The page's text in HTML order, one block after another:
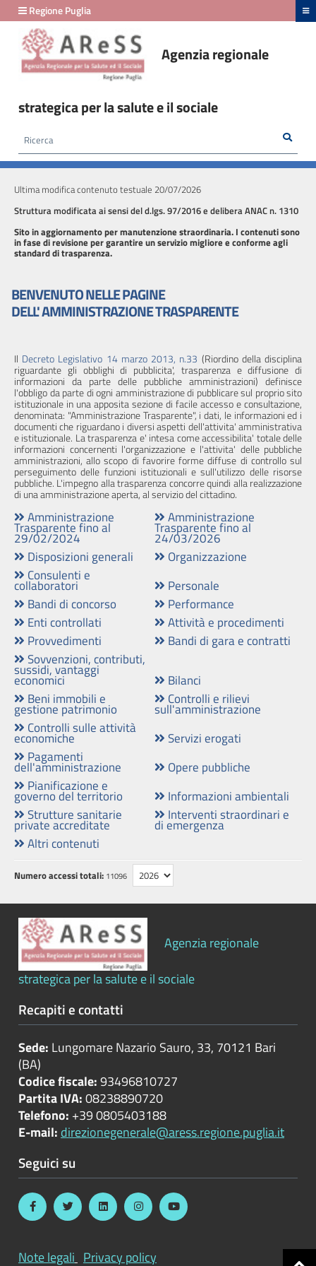
Regione Puglia
Agenzia regionale
strategica per la salute e il sociale
Ultima modifica contenuto testuale 20/07/2026
Struttura modificata ai sensi del d.lgs. 97/2016 e delibera ANAC n. 1310
Sito in aggiornamento per manutenzione straordinaria. I contenuti sono
in fase di revisione per garantire un servizio migliore e conforme agli
standard di trasparenza.
BENVENUTO NELLE PAGINE
DELL' AMMINISTRAZIONE TRASPARENTE
Il Decreto Legislativo 14 marzo 2013, n.33 (Riordino della disciplina
riguardante gli obblighi di pubblicita', trasparenza e diffusione di
informazioni da parte delle pubbliche amministrazioni) definisce
l'obbligo da parte di ogni amministrazione di pubblicare sul proprio sito
istituzionale in una apposita sezione di facile accesso e consultazione,
denominata: "Amministrazione Trasparente", i dati, le informazioni ed i
documenti che riguardano i diversi aspetti dell'attivita' amministrativa
e istituzionale. La trasparenza e' intesa come accessibilita' totale delle
informazioni concernenti l'organizzazione e l'attivita' delle pubbliche
amministrazioni, allo scopo di favorire forme diffuse di controllo sul
perseguimento delle funzioni istituzionali e sull'utilizzo delle risorse
pubbliche. L'impegno alla trasparenza concorre quindi alla realizzazione
di una amministrazione aperta, al servizio del cittadino.
Amministrazione
Trasparente fino al
29/02/2024
Amministrazione
Trasparente fino al
24/03/2026
Disposizioni generali
Organizzazione
Consulenti e
collaboratori
Personale
Bandi di concorso
Performance
Enti controllati
Attività e procedimenti
Provvedimenti
Bandi di gara e contratti
Sovvenzioni, contributi,
sussidi, vantaggi
economici
Bilanci
Beni immobili e
gestione patrimonio
Controlli e rilievi
sull'amministrazione
Controlli sulle attività
economiche
Servizi erogati
Pagamenti
dell'amministrazione
Opere pubbliche
Pianificazione e
governo del territorio
Informazioni ambientali
Strutture sanitarie
private accreditate
Interventi straordinari e
di emergenza
Altri contenuti
Numero accessi totali: 11096
Agenzia regionale
strategica per la salute e il sociale
Recapiti e contatti
Sede: Lungomare Nazario Sauro, 33, 70121 Bari
(BA)
Codice fiscale:93496810727
Partita IVA:08238890720
Telefono: +39 0805403188
E-mail: direzionegenerale@aress.regione.puglia.it
Seguici su
Note legali Privacy policy
menu
Amministrazione
fino
29/02/2024
Amministrazione
Trasparente
fino
al
Disposizioni
generali
Consulenti
collaboratori
Personale
Bandi
di
concorso
Performance
Enti
controllati
Attività
procedimenti
Provvedimenti
Bandi
di
gara
contratti
Sovvenzioni,
contributi,
vantaggi
economici
Bilanci
Beni
immobili
gestione
patrimonio
Controlli
rilievi
sull'amministrazione
Controlli
sulle
economiche